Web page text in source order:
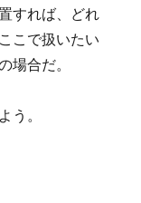
すれば、どれ
こで扱いたい
場合だ。
う。